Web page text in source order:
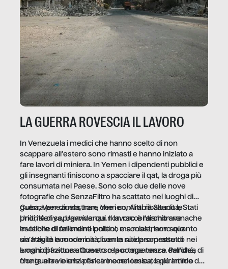
LA GUERRA ROVESCIA IL LAVORO
In Venezuela i medici che hanno scelto di non
scappare all’estero sono rimasti e hanno iniziato a
fare lavori di miniera. In Yemen i dipendenti pubblici e
gli insegnanti finiscono a spacciare il qat, la droga più
consumata nel Paese. Sono solo due delle nove
fotografie che SenzaFiltro ha scattato nei luoghi di
guerra per dimostrare che i conflitti ribaltano le
priorità di sopravvivenza. Il lavoro è l’architrave
invisibile di un ordine politico e sociale, non solo
un’attività economica: diventa nitida soprattutto nei
luoghi di frattura. Questo reportage nasce dall’idea
che guerre e crisi penetrino nel tessuto più intimo
Cuba, Venezuela, Iran, Yemen, Arabia Saudita, Stati
Uniti, Kenya, Uganda: qui non raccontiamo cronache
esotiche di fallimenti lontani, ma mostriamo quanto
sia fragile la modernità, con le sue promesse di
emancipazione attraverso la competenza. Perché, di
fronte alla violenza fisica o economica, la piramide del